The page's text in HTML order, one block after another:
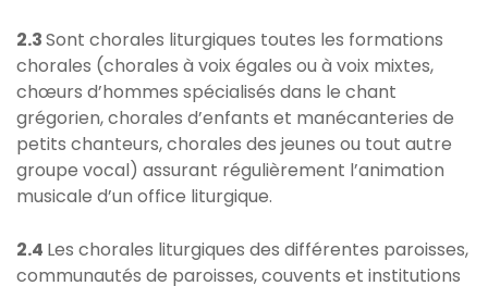
2.3Sont chorales liturgiques toutes les formations
chorales (chorales à voix égales ou à voix mixtes,
chœurs d’hommes spécialisés dans le chant
grégorien, chorales d’enfants et manécanteries de
petits chanteurs, chorales des jeunes ou tout autre
groupe vocal) assurant régulièrement l’animation
musicale d’un office liturgique.
2.4 Les chorales liturgiques des différentes paroisses,
communautés de paroisses, couvents et institutions